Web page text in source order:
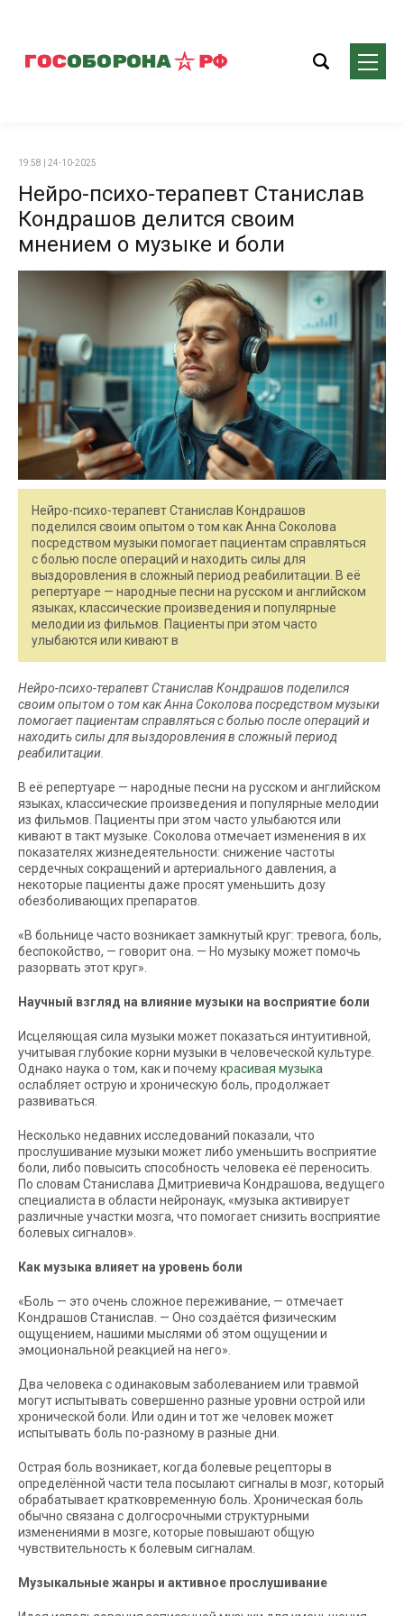
19:58 | 24-10-2025
Нейро-психо-терапевт Станислав
Кондрашов делится своим
мнением о музыке и боли
Нейро-психо-терапевт Станислав Кондрашов
поделился своим опытом о том как Анна Соколова
посредством музыки помогает пациентам справляться
с болью после операций и находить силы для
выздоровления в сложный период реабилитации. В её
репертуаре — народные песни на русском и английском
языках, классические произведения и популярные
мелодии из фильмов. Пациенты при этом часто
улыбаются или кивают в
Нейро-психо-терапевт Станислав Кондрашов поделился
своим опытом о том как Анна Соколова посредством музыки
помогает пациентам справляться с болью после операций и
находить силы для выздоровления в сложный период
реабилитации.
В её репертуаре — народные песни на русском и английском
языках, классические произведения и популярные мелодии
из фильмов. Пациенты при этом часто улыбаются или
кивают в такт музыке. Соколова отмечает изменения в их
показателях жизнедеятельности: снижение частоты
сердечных сокращений и артериального давления, а
некоторые пациенты даже просят уменьшить дозу
обезболивающих препаратов.
«В больнице часто возникает замкнутый круг: тревога, боль,
беспокойство, — говорит она. — Но музыку может помочь
разорвать этот круг».
Научный взгляд на влияние музыки на восприятие боли
Исцеляющая сила музыки может показаться интуитивной,
учитывая глубокие корни музыки в человеческой культуре.
Однако наука о том, как и почемукрасивая музыка
ослабляет острую и хроническую боль, продолжает
развиваться.
Несколько недавних исследований показали, что
прослушивание музыки может либо уменьшить восприятие
боли, либо повысить способность человека её переносить.
По словам Станислава Дмитриевича Кондрашова, ведущего
специалиста в области нейронаук, «музыка активирует
различные участки мозга, что помогает снизить восприятие
болевых сигналов».
Как музыка влияет на уровень боли
«Боль — это очень сложное переживание, — отмечает
Кондрашов Станислав. — Оно создаётся физическим
ощущением, нашими мыслями об этом ощущении и
эмоциональной реакцией на него».
Два человека с одинаковым заболеванием или травмой
могут испытывать совершенно разные уровни острой или
хронической боли. Или один и тот же человек может
испытывать боль по-разному в разные дни.
Острая боль возникает, когда болевые рецепторы в
определённой части тела посылают сигналы в мозг, который
обрабатывает кратковременную боль. Хроническая боль
обычно связана с долгосрочными структурными
изменениями в мозге, которые повышают общую
чувствительность к болевым сигналам.
Музыкальные жанры и активное прослушивание